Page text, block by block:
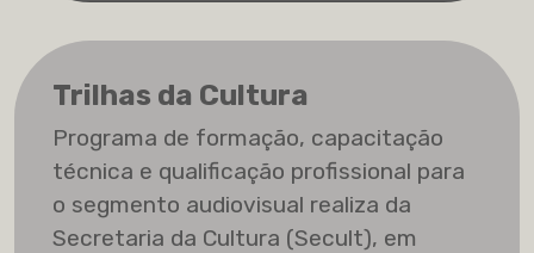
Trilhas da Cultura
Programa de formação, capacitação
técnica e qualificação profissional para
o segmento audiovisual realiza da
Secretaria da Cultura (Secult), em